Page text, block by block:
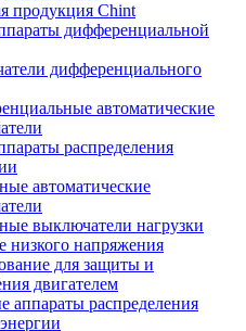
продукция Chint
дифференциальной
дифференциального
автоматические
распределения
автоматические
выключатели нагрузки
низкого напряжения
для защиты и
двигателем
аппараты распределения